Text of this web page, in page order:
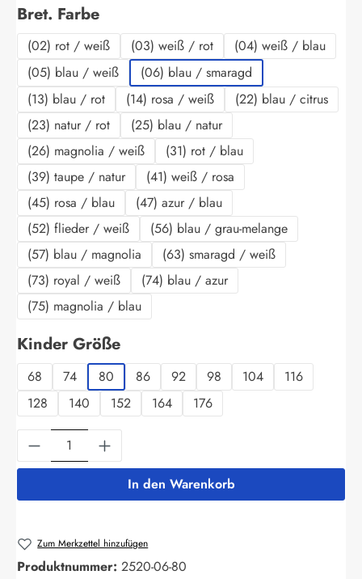
Bret. Farbeauswählen
(02) rot / weiß (03) weiß / rot
(04) weiß / blau
(05) blau / weiß
(06) blau / smaragd
(13) blau / rot
(14) rosa / weiß
(22) blau / citrus
(23) natur / rot
(25) blau / natur
(26) magnolia / weiß
(31) rot / blau
(39) taupe / natur
(41) weiß / rosa
(45) rosa / blau
(47) azur / blau
(52) flieder / weiß
(56) blau / grau-melange
(57) blau / magnolia
(63) smaragd / weiß
(73) royal / weiß
(74) blau / azur
(75) magnolia / blau
Kinder Größeauswählen
68 74 80 86 92 98 104
116
128
140 152 164 176
Produkt Anzahl: Gib den gewünschten
In den Warenkorb
Zum Merkzettel hinzufügen
Produktnummer: 2520-06-80